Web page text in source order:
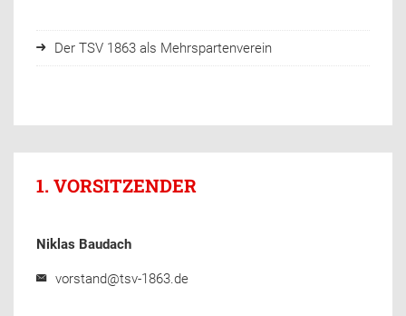
Der TSV 1863 als Mehrspartenverein
1. VORSITZENDER
Niklas Baudach
vorstand@tsv-1863.de